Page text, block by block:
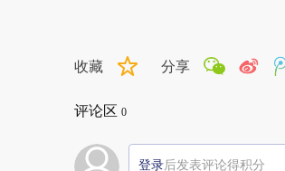
收藏 分享
评论区 0
登录后发表评论得积分